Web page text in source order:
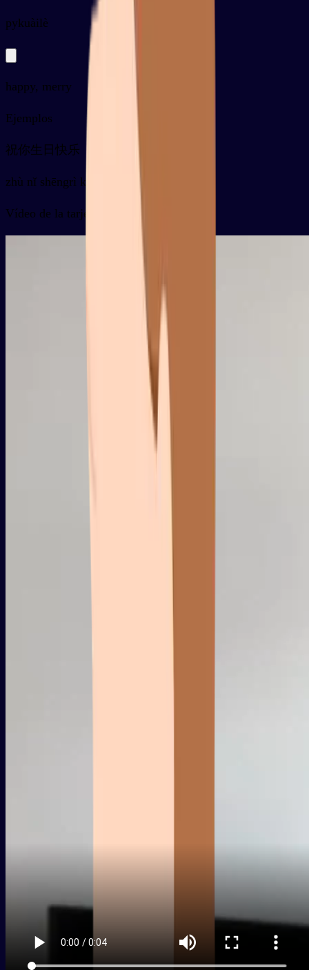
pykuàilè
happy, merry
Ejemplos
祝你生日快乐
zhù nǐ shēngrì kuàilè
Vídeo de la tarjeta